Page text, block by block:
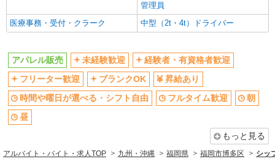
管理員
医療事務・受付・クラーク
中型（2t・4t）ドライバー
アパレル販売 未経験歓迎
経験者・有資格者歓迎
フリーター歓迎
ブランクOK
昇給あり
時間や曜日が選べる・シフト自由
フルタイム歓迎
朝
昼
もっと見る
アルバイト・バイト・求人TOP 九州・沖縄 福岡県 福岡市博多区 シッ